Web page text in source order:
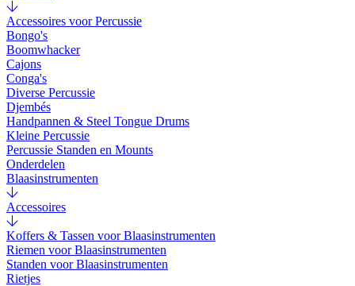
Accessoires voor Percussie
Bongo's
Boomwhacker
Cajons
Conga's
Diverse Percussie
Djembés
Handpannen & Steel Tongue Drums
Kleine Percussie
Percussie Standen en Mounts
Onderdelen
Blaasinstrumenten
Accessoires
Koffers & Tassen voor Blaasinstrumenten
Riemen voor Blaasinstrumenten
Standen voor Blaasinstrumenten
Rietjes